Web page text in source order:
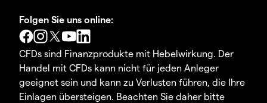
Folgen Sie uns online:
CFDs sind Finanzprodukte mit Hebelwirkung. Der
Handel mit CFDs kann nicht für jeden Anleger
geeignet sein und kann zu Verlusten führen, die Ihre
Einlagen übersteigen. Beachten Sie daher bitte